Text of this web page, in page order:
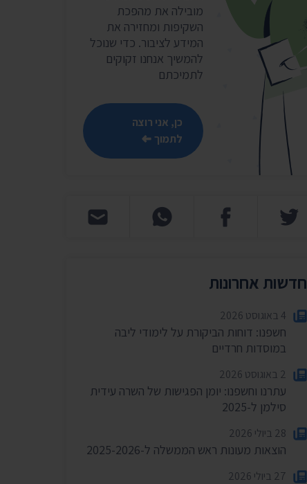
נושאים נוספים ›
מובילה את מהפכת
השקיפות ומחזירה את
המידע לציבור. כדי שנוכל
להמשיך אנחנו זקוקים
לתמיכתם
כן, אני רוצה
לתמוך
חדשות אחרונות
4 באוגוסט 2026
חשפנו: דוחות הביקורת על לימודי ליבה
במוסדות חרדיים
2 באוגוסט 2026
עתרנו וחשפנו: יומן הפגישות של השרה עידית
סילמן ל-2025
28 ביולי 2026
הוצאות מעונות ראש הממשלה ל-2025-2026
27 ביולי 2026